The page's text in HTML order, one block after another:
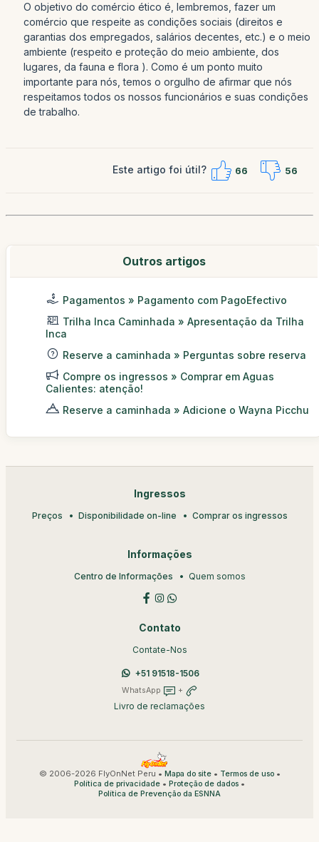
O objetivo do comércio ético é, lembremos, fazer um
comércio que respeite as condições sociais (direitos e
garantias dos empregados, salários decentes, etc.) e o meio
ambiente (respeito e proteção do meio ambiente, dos
lugares, da fauna e flora ). Como é um ponto muito
importante para nós, temos o orgulho de afirmar que nós
respeitamos todos os nossos funcionários e suas condições
de trabalho.
Este artigo foi útil? 66 56
Outros artigos
Pagamentos » Pagamento com PagoEfectivo
Trilha Inca Caminhada » Apresentação da Trilha
Inca
Reserve a caminhada » Perguntas sobre reserva
Compre os ingressos » Comprar em Aguas
Calientes: atenção!
Reserve a caminhada » Adicione o Wayna Picchu
Ingressos
Preços Disponibilidade on-line Comprar os ingressos
Informações
Centro de Informações Quem somos
Contato
Contate-Nos
+51 91518-1506
WhatsApp +
Livro de reclamações
© 2006-2026 FlyOnNet Peru • Mapa do site• Termos de uso•
Política de privacidade • Proteção de dados •
Política de Prevenção da ESNNA